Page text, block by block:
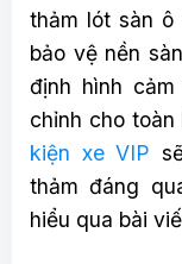
thảm lót sàn
bảo vệ nền
định hình
chỉnh cho
kiện xe VIP
thảm đáng
hiểu qua bài